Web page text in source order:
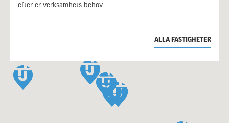
efter er verksamhets behov.
ALLA FASTIGHETER